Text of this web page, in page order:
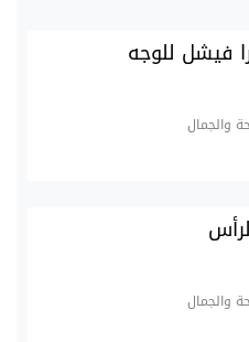
فيشل للوجه
والجمال
والجمال